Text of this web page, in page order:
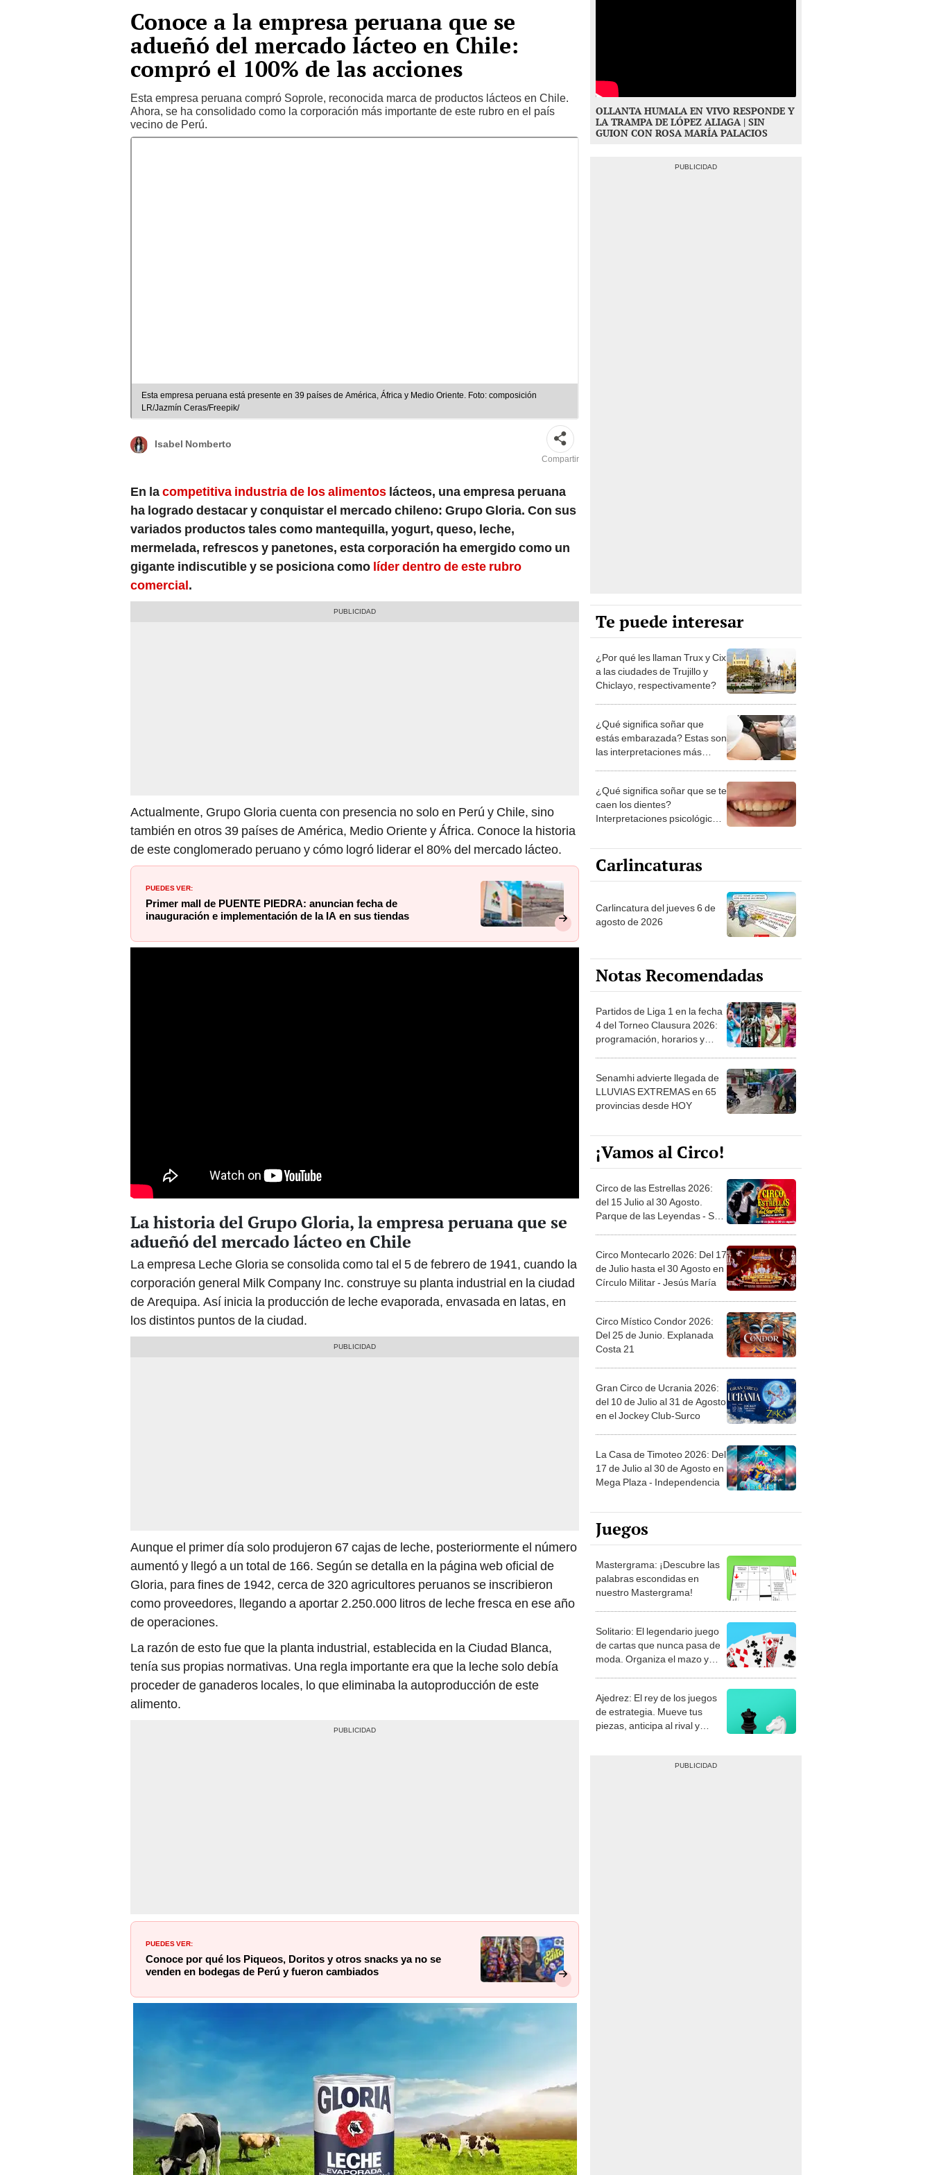
Conoce a la empresa peruana que se
adueñó del mercado lácteo en Chile:
compró el 100% de las acciones
Esta empresa peruana compró Soprole, reconocida marca de productos lácteos en Chile.
Ahora, se ha consolidado como la corporación más importante de este rubro en el país
vecino de Perú.
Esta empresa peruana está presente en 39 países de América, África y Medio Oriente. Foto: composición
LR/Jazmín Ceras/Freepik/
Isabel Nomberto
Compartir
En lacompetitiva industria de los alimentos lácteos, una empresa peruana
ha logrado destacar y conquistar el mercado chileno: Grupo Gloria. Con sus
variados productos tales como mantequilla, yogurt, queso, leche,
mermelada, refrescos y panetones, esta corporación ha emergido como un
gigante indiscutible y se posiciona como líder dentro de este rubro
comercial.
Actualmente, Grupo Gloria cuenta con presencia no solo en Perú y Chile, sino
también en otros 39 países de América, Medio Oriente y África. Conoce la historia
de este conglomerado peruano y cómo logró liderar el 80% del mercado lácteo.
PUEDES VER:
Primer mall de PUENTE PIEDRA: anuncian fecha de
inauguración e implementación de la IA en sus tiendas
La historia del Grupo Gloria, la empresa peruana que se
adueñó del mercado lácteo en Chile
La empresa Leche Gloria se consolida como tal el 5 de febrero de 1941, cuando la
corporación general Milk Company Inc. construye su planta industrial en la ciudad
de Arequipa. Así inicia la producción de leche evaporada, envasada en latas, en
los distintos puntos de la ciudad.
Aunque el primer día solo produjeron 67 cajas de leche, posteriormente el número
aumentó y llegó a un total de 166. Según se detalla en la página web oficial de
Gloria, para fines de 1942, cerca de 320 agricultores peruanos se inscribieron
como proveedores, llegando a aportar 2.250.000 litros de leche fresca en ese año
de operaciones.
La razón de esto fue que la planta industrial, establecida en la Ciudad Blanca,
tenía sus propias normativas. Una regla importante era que la leche solo debía
proceder de ganaderos locales, lo que eliminaba la autoproducción de este
alimento.
PUEDES VER:
Conoce por qué los Piqueos, Doritos y otros snacks ya no se
venden en bodegas de Perú y fueron cambiados
OLLANTA HUMALA EN VIVO RESPONDE Y
LA TRAMPA DE LÓPEZ ALIAGA | SIN
GUION CON ROSA MARÍA PALACIOS
Te puede interesar
¿Por qué les llaman Trux y Cix
a las ciudades de Trujillo y
Chiclayo, respectivamente?
¿Qué significa soñar que
estás embarazada? Estas son
las interpretaciones más
¿Qué significa soñar que se te
caen los dientes?
Interpretaciones psicológicas
Carlincaturas
Carlincatura del jueves 6 de
agosto de 2026
Notas Recomendadas
Partidos de Liga 1 en la fecha
4 del Torneo Clausura 2026:
programación, horarios y
Senamhi advierte llegada de
LLUVIAS EXTREMAS en 65
provincias desde HOY
¡Vamos al Circo!
Circo de las Estrellas 2026:
del 15 Julio al 30 Agosto.
Parque de las Leyendas - San
Circo Montecarlo 2026: Del 17
de Julio hasta el 30 Agosto en
Círculo Militar - Jesús María
Circo Místico Condor 2026:
Del 25 de Junio. Explanada
Costa 21
Gran Circo de Ucrania 2026:
del 10 de Julio al 31 de Agosto
en el Jockey Club-Surco
La Casa de Timoteo 2026: Del
17 de Julio al 30 de Agosto en
Mega Plaza - Independencia
Juegos
Mastergrama: ¡Descubre las
palabras escondidas en
nuestro Mastergrama!
Solitario: El legendario juego
de cartas que nunca pasa de
moda. Organiza el mazo y
Ajedrez: El rey de los juegos
de estrategia. Mueve tus
piezas, anticipa al rival y